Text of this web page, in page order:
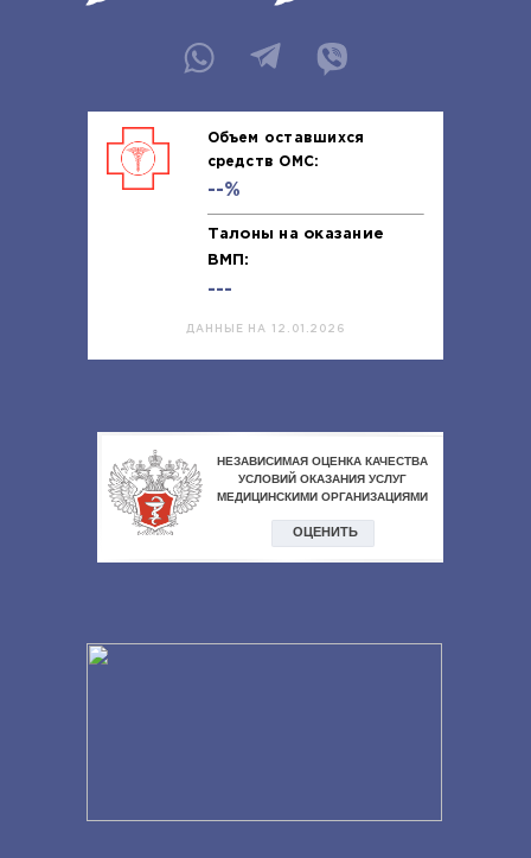
Объем оставшихся
средств ОМС:
--%
Талоны на оказание
ВМП:
---
ДАННЫЕ НА 12.01.2026